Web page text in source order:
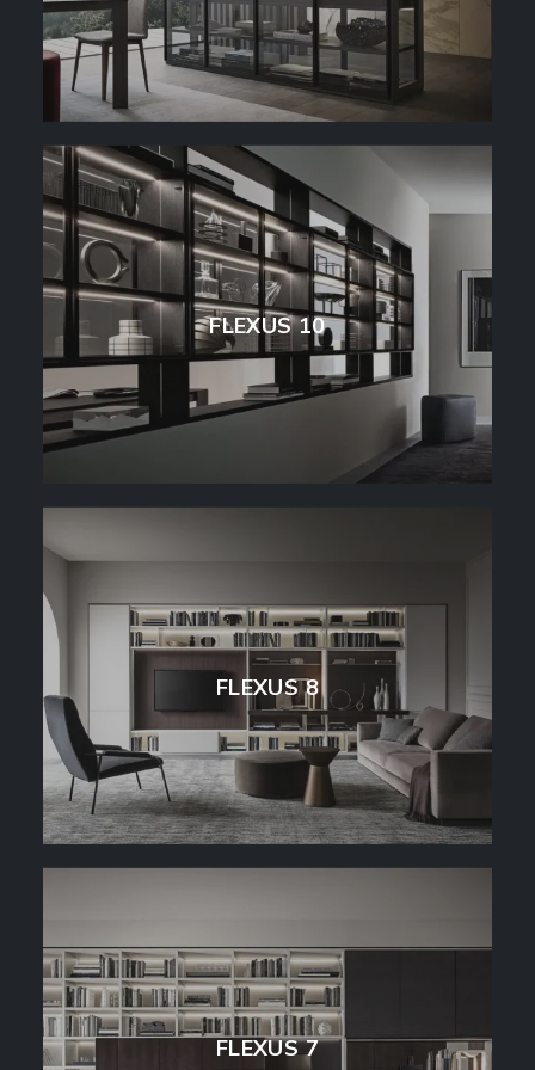
FLEXUS 10
FLEXUS 8
FLEXUS 7